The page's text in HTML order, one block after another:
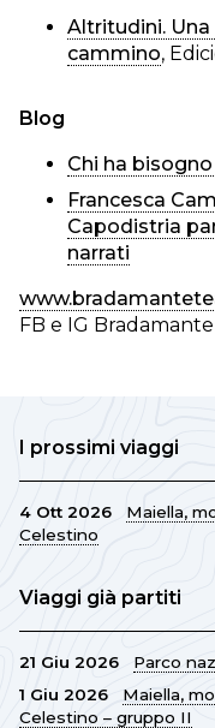
Altritudini.
cammino,
Blog
Chi ha
Francesca
Capodistria
narrati
FB e IG
I prossimi viaggi
4 Ott 2026
Maiella,
Celestino
Viaggi già partiti
21 Giu 2026
Parco
1 Giu 2026
Maiella,
Celestino – gruppo II